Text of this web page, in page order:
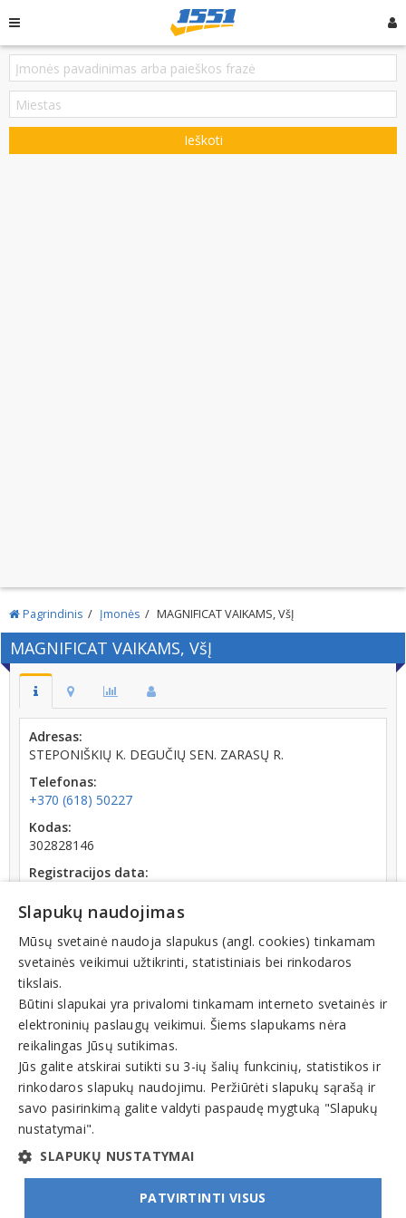
Ieškoti
Pagrindinis Įmonės MAGNIFICAT VAIKAMS, VšĮ
MAGNIFICAT VAIKAMS, VšĮ
Adresas:
STEPONIŠKIŲ K. DEGUČIŲ SEN. ZARASŲ R.
Telefonas:
+370 (618) 50227
Kodas:
302828146
Registracijos data:
Apyvarta:
19 625 €, pelnas po mokesčių 0,0 % (2019 m.)
Teisinis statusas: išregistruotas (nuo 2021-05-14)
Veiklos sritys
Leidyba
© INFOMINTA, UAB. Visos teisės saugomos. Telefonas
Slapukų naudojimas
Mūsų svetainė naudoja slapukus (angl. cookies) tinkamam
svetainės veikimui užtikrinti, statistiniais bei rinkodaros
tikslais.
Būtini slapukai yra privalomi tinkamam interneto svetainės ir
elektroninių paslaugų veikimui. Šiems slapukams nėra
reikalingas Jūsų sutikimas.
Jūs galite atskirai sutikti su 3-ių šalių funkcinių, statistikos ir
rinkodaros slapukų naudojimu. Peržiūrėti slapukų sąrašą ir
savo pasirinkimą galite valdyti paspaudę mygtuką "Slapukų
nustatymai".
SLAPUKŲ NUSTATYMAI
PATVIRTINTI VISUS